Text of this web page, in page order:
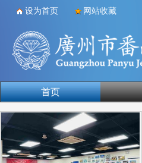
设为首页 网站收藏
首页
合作单位